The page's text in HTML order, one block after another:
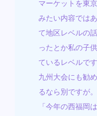
マーケットを東
みたい内容では
て地区レベルの
ったとか私の子
ているレベルで
九州大会にも勧
るなら別ですが
「今年の西福岡